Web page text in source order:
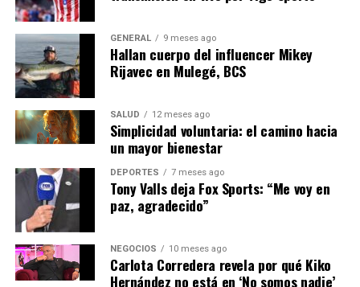
historia de horror, sino una reflexión sobre la
humanidad. “Es la historia de un pueblo pequeño, pero el
nervio es universal”, concluyó, subrayando su
compromiso con contar historias que desafíen las
modas literarias y exploren la complejidad del ser
humano.
En un mundo donde las novelas temáticas proliferan,
Saccomanno aboga por una literatura que profundice
en la condición humana, más allá de las tendencias
pasajeras. “Hoy las novelas son temáticas y eso las
vuelve tontas”, sentenció, reafirmando su dedicación a
la narrativa auténtica.
NOTICIAS RELACIONADAS:
GENERAL 9 meses ago
Hallan cuerpo del influencer Mikey
Rijavec en Mulegé, BCS
SALUD 12 meses ago
Simplicidad voluntaria: el camino hacia
un mayor bienestar
DEPORTES 7 meses ago
Tony Valls deja Fox Sports: “Me voy en
paz, agradecido”
NEGOCIOS 10 meses ago
Carlota Corredera revela por qué Kiko
Hernández no está en ‘No somos nadie’